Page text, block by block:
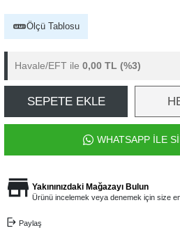
Ölçü Tablosu
Havale/EFT ile 0,00 TL (%3)
SEPETE EKLE
WHATSAPP İLE
Yakınınızdaki Mağazayı Bulun
Ürünü incelemek veya denemek için size
Paylaş